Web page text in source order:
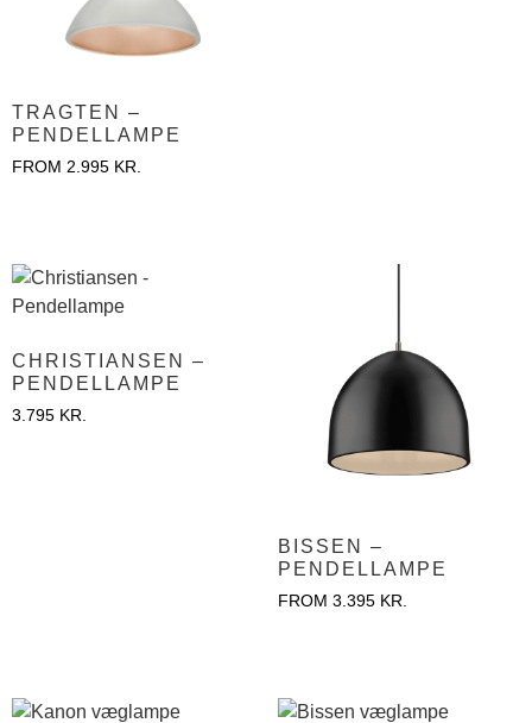
TRAGTEN –
PENDELLAMPE
FROM 2.995 KR.
CHRISTIANSEN –
PENDELLAMPE
3.795 KR.
BISSEN –
PENDELLAMPE
FROM 3.395 KR.